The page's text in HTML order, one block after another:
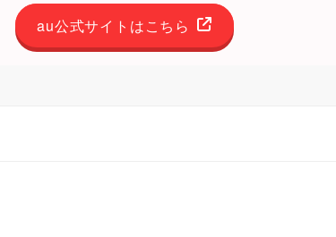
au公式サイトはこちら